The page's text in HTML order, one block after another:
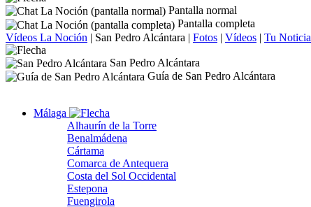
Pantalla normal
Pantalla completa
Vídeos La Noción | San Pedro Alcántara | Fotos | Vídeos | Tu Noticia
San Pedro Alcántara
Guía de San Pedro Alcántara
Málaga
Alhaurín de la Torre
Benalmádena
Cártama
Comarca de Antequera
Costa del Sol Occidental
Estepona
Fuengirola